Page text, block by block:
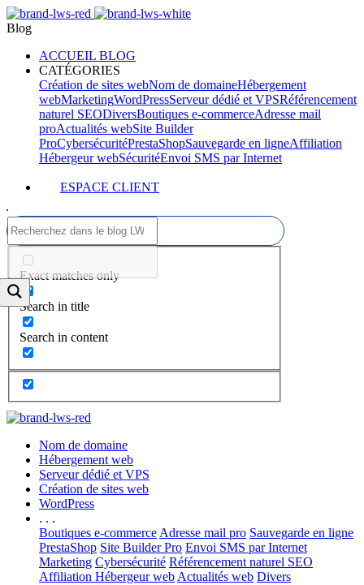
Blog
ACCUEIL BLOG
CATÉGORIES
Création de sites webNom de domaineHébergement
webMarketingWordPressServeur dédié et VPSRéférencement
naturel SEODiversBoutiques e-commerceAdresse mail
proActualités webSite Builder
ProCybersécuritéPrestaShopSauvegarde en ligneAffiliation
Hébergeur webSécuritéEnvoi SMS par Internet
ESPACE CLIENT
Exact matches only
Search in title
Search in content
Nom de domaine
Hébergement web
Serveur dédié et VPS
Création de sites web
WordPress
. . .
Boutiques e-commerce Adresse mail pro Sauvegarde en ligne
PrestaShop Site Builder Pro Envoi SMS par Internet
Marketing Cybersécurité Référencement naturel SEO
Affiliation Hébergeur web Actualités web Divers